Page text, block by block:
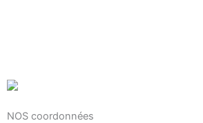
NOS coordonnées